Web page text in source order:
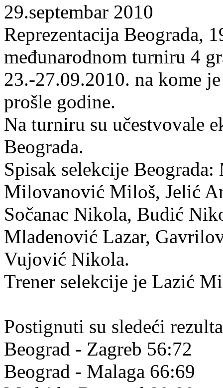
29.septembar 2010
Reprezentacija Beograda,
međunarodnom turniru 4
23.-27.09.2010. na kome
prošle godine.
Na turniru su učestvovale
Beograda.
Spisak selekcije
Milovanović Miloš, Jelić
Sočanac Nikola, Budić
Mladenović Lazar,
Vujović Nikola.
Trener selekcije je Lazić
Postignuti su sledeći
Beograd - Zagreb 56:72
Beograd - Malaga 66:69